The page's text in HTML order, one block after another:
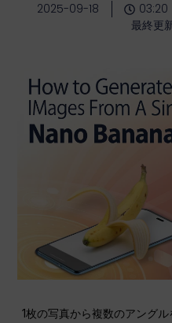
2025-09-18 03:20
最終更
1枚の写真から複数のアング